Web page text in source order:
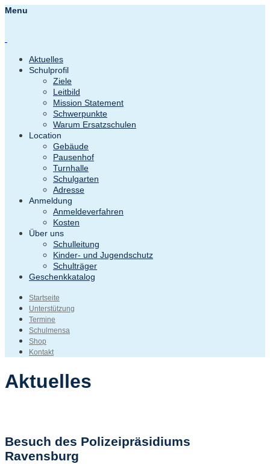
Menu
Aktuelles
Schulprofil
Ziele
Leitbild
Mission Statement
Schwerpunkte
Warum Ersatzschulen
Location
Gebäude
Pausenhof
Turnhalle
Schulgarten
Adresse
Anmeldung
Anmeldeverfahren
Kosten
Über uns
Schulleitung
Kinder- und Jugendschutz
Schulträger
Geschenkkatalog
Startseite
Unterstützung
Termine
Schulmensa
Shop
Kontakt
Aktuelles
Besuch des Polizeipräsidiums
Ravensburg